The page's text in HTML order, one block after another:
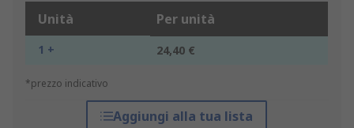
Unità Per unità
1 + 24,40 €
*prezzo indicativo
Aggiungi alla tua lista